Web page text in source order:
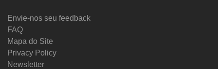
Envie-nos seu feedback
FAQ
Mapa do Site
Privacy Policy
Newsletter